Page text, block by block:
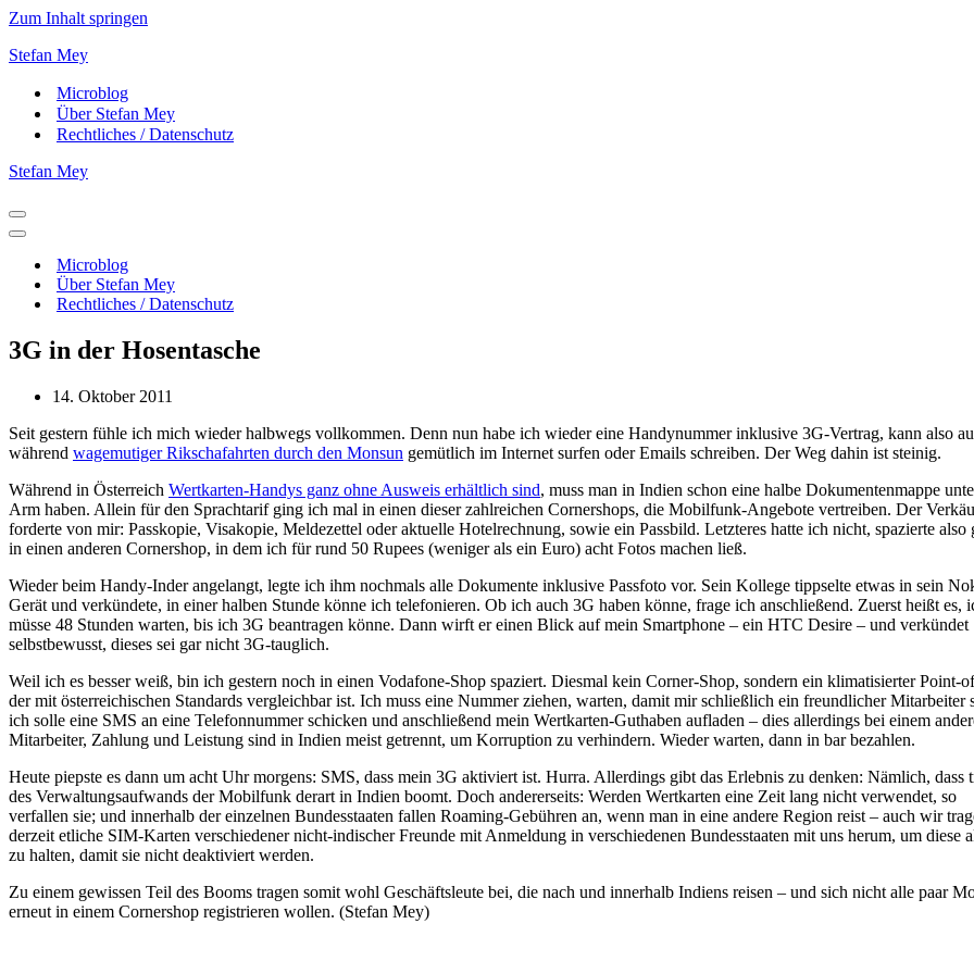
Zum Inhalt springen
Stefan Mey
Microblog
Über Stefan Mey
Rechtliches / Datenschutz
Stefan Mey
Navigationsmenü
Navigationsmenü
Microblog
Über Stefan Mey
Rechtliches / Datenschutz
3G in der Hosentasche
14. Oktober 2011
Seit gestern fühle ich mich wieder halbwegs vollkommen. Denn nun habe ich wieder eine Handynummer inklusive 3G-Vertrag, kann also
während wagemutiger Rikschafahrten durch den Monsun gemütlich im Internet surfen oder Emails schreiben. Der Weg dahin ist steinig.
Während in Österreich Wertkarten-Handys ganz ohne Ausweis erhältlich sind, muss man in Indien schon eine halbe Dokumentenmappe
Arm haben. Allein für den Sprachtarif ging ich mal in einen dieser zahlreichen Cornershops, die Mobilfunk-Angebote vertreiben. Der
forderte von mir: Passkopie, Visakopie, Meldezettel oder aktuelle Hotelrechnung, sowie ein Passbild. Letzteres hatte ich nicht, spazierte also
in einen anderen Cornershop, in dem ich für rund 50 Rupees (weniger als ein Euro) acht Fotos machen ließ.
Wieder beim Handy-Inder angelangt, legte ich ihm nochmals alle Dokumente inklusive Passfoto vor. Sein Kollege tippselte etwas in sein
Gerät und verkündete, in einer halben Stunde könne ich telefonieren. Ob ich auch 3G haben könne, frage ich anschließend. Zuerst heißt es,
müsse 48 Stunden warten, bis ich 3G beantragen könne. Dann wirft er einen Blick auf mein Smartphone – ein HTC Desire – und verkündet
selbstbewusst, dieses sei gar nicht 3G-tauglich.
Weil ich es besser weiß, bin ich gestern noch in einen Vodafone-Shop spaziert. Diesmal kein Corner-Shop, sondern ein klimatisierter Point-
der mit österreichischen Standards vergleichbar ist. Ich muss eine Nummer ziehen, warten, damit mir schließlich ein freundlicher Mitarbeiter
ich solle eine SMS an eine Telefonnummer schicken und anschließend mein Wertkarten-Guthaben aufladen – dies allerdings bei einem
Mitarbeiter, Zahlung und Leistung sind in Indien meist getrennt, um Korruption zu verhindern. Wieder warten, dann in bar bezahlen.
Heute piepste es dann um acht Uhr morgens: SMS, dass mein 3G aktiviert ist. Hurra. Allerdings gibt das Erlebnis zu denken: Nämlich, dass
des Verwaltungsaufwands der Mobilfunk derart in Indien boomt. Doch andererseits: Werden Wertkarten eine Zeit lang nicht verwendet, so
verfallen sie; und innerhalb der einzelnen Bundesstaaten fallen Roaming-Gebühren an, wenn man in eine andere Region reist – auch wir
derzeit etliche SIM-Karten verschiedener nicht-indischer Freunde mit Anmeldung in verschiedenen Bundesstaaten mit uns herum, um diese
zu halten, damit sie nicht deaktiviert werden.
Zu einem gewissen Teil des Booms tragen somit wohl Geschäftsleute bei, die nach und innerhalb Indiens reisen – und sich nicht alle paar
erneut in einem Cornershop registrieren wollen. (Stefan Mey)